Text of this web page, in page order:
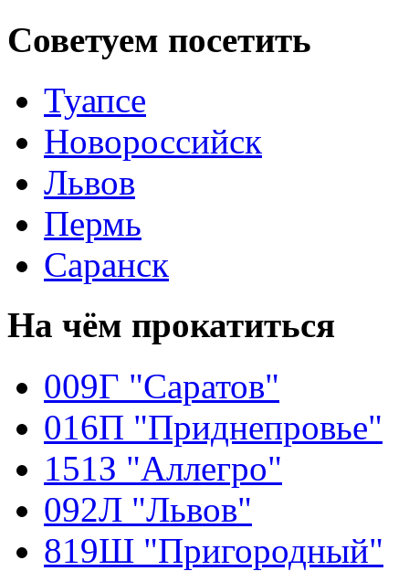
Советуем посетить
Туапсе
Новороссийск
Львов
Пермь
Саранск
На чём прокатиться
009Г "Саратов"
016П "Приднепровье"
151З "Аллегро"
092Л "Львов"
819Ш "Пригородный"